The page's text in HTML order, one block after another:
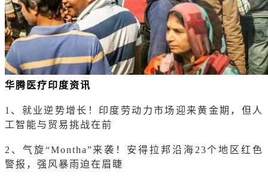
华腾医疗印度资讯
1、就业逆势增长！印度劳动力市场迎来黄金期，但人
工智能与贸易挑战在前
2、气旋“Montha”来袭！安得拉邦沿海23个地区红色
警报，强风暴雨迫在眉睫